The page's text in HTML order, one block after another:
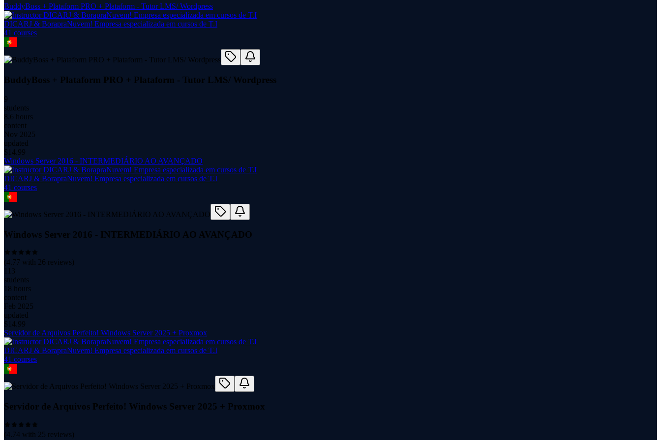
BuddyBoss + Plataform PRO + Plataform - Tutor LMS/ Wordpress
DICARJ & BorapraNuvem! Empresa especializada em cursos de T.I
41 courses
BuddyBoss + Plataform PRO + Plataform - Tutor LMS/ Wordpress
9
students
8.6 hours
content
Nov 2025
updated
$ 14.99
Windows Server 2016 - INTERMEDIÁRIO AO AVANÇADO
DICARJ & BorapraNuvem! Empresa especializada em cursos de T.I
41 courses
Windows Server 2016 - INTERMEDIÁRIO AO AVANÇADO
(4.77 with 26 reviews)
113
students
18 hours
content
Feb 2025
updated
$ 14.99
Servidor de Arquivos Perfeito! Windows Server 2025 + Proxmox
DICARJ & BorapraNuvem! Empresa especializada em cursos de T.I
41 courses
Servidor de Arquivos Perfeito! Windows Server 2025 + Proxmox
(4.74 with 25 reviews)